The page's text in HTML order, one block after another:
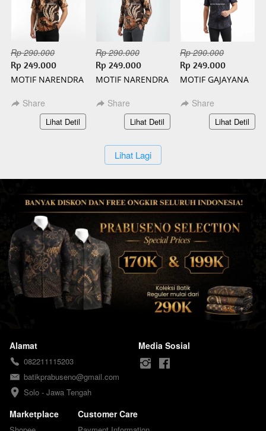
Rp 290.000
Rp 249.000
MOTIF NARENDRA
SLIMFIT
Share
`Lihat Detil
Rp 290.000
Rp 249.000
MOTIF NARENDRA
SLIMFIT
Share
`
Lihat Detil
Rp 290.000
Rp 249.000
MOTIF GAJAYANA
SLIMFIT
Share
`Lihat Detil
`Lihat Lagi
Alamat
082211115203
batikprabuseno@gmail.com
Solo - Jawa Tengah
Media Sosial
Marketplace Customer Care